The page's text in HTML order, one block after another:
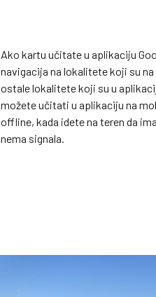
Ako kartu učitate u aplikaciju
navigacija na lokalitete koji su
ostale lokalitete koji su u
možete učitati u aplikaciju na
offline, kada idete na teren da
nema signala.